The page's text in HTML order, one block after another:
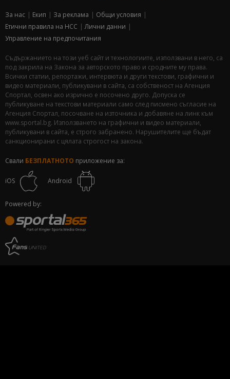
За нас Екип За рекламa
Общи условия
Етични правила на НСС
Лични данни
Управление на предпочитания
Съдържанието на този уеб сайт и технологиите, използвани в него, са
под закрила на Закона за авторското право и сродните му права.
Всички статии, репортажи, интервюта и други текстови, графични и
видео материали, публикувани в сайта, са собственост на Агенция
Спортал, освен ако изрично е посочено друго. Допуска се
публикуване на текстови материали само след писмено съгласие на
Агенция Спортал, посочване на източника и добавяне на линк към
www.sportal.bg. Използването на графични и видео материали,
публикувани в сайта, е строго забранено. Нарушителите ще бъдат
санкционирани с цялата строгост на закона.
Свали БЕЗПЛАТНОТО приложение за:
iOS Android
Powered by: